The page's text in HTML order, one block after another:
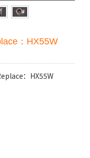
：HX55W
：HX55W